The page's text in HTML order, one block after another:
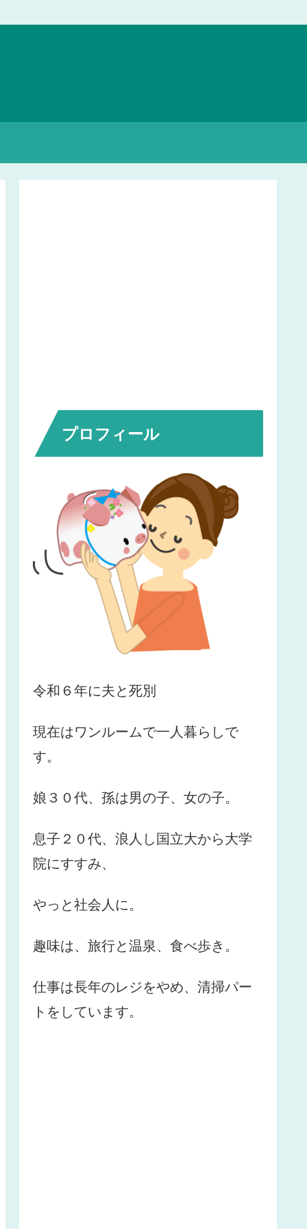
プロフィール
令和６年に夫と死別
現在はワンルームで一人暮らしで
す。
娘３０代、孫は男の子、女の子。
息子２０代、浪人し国立大から大学
院にすすみ、
やっと社会人に。
趣味は、旅行と温泉、食べ歩き。
仕事は長年のレジをやめ、清掃パー
トをしています。